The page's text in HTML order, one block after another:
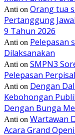
Anti on Orang tua
Pertanggung
9 Tahun 2026
Anti on Pelepasan
Dilaksanakan
Anti on SMPN3
Pelepasan
Anti on Dengan
Kebohongan
Dengan Bunga
Anti on Wartawan
Acara Grand